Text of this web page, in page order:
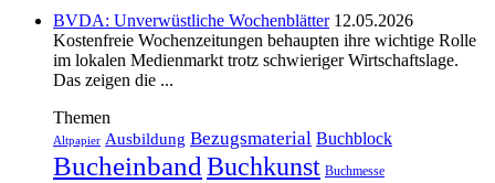
BVDA: Unverwüstliche Wochenblätter12.05.2026
Kostenfreie Wochenzeitungen behaupten ihre wichtige Rolle
im lokalen Medienmarkt trotz schwieriger Wirtschaftslage.
Das zeigen die ...
Themen
Altpapier Ausbildung Bezugsmaterial Buchblock
Bucheinband Buchkunst Buchmesse